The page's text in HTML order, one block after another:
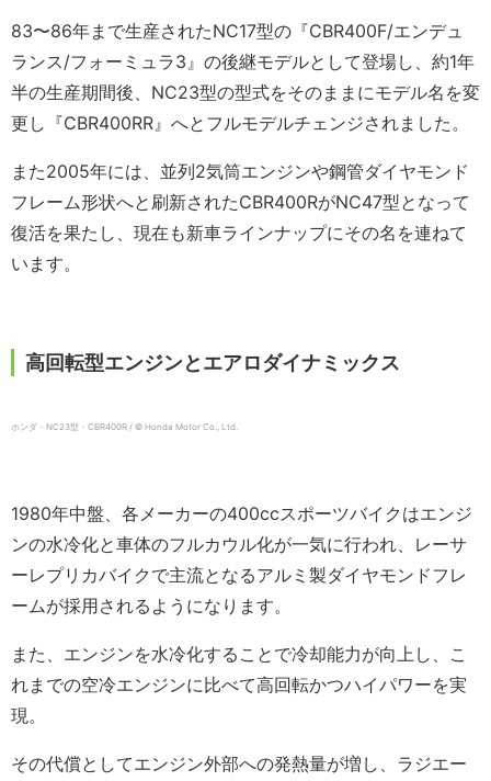
83〜86年まで生産されたNC17型の『CBR400F/エンデュ
ランス/フォーミュラ3』の後継モデルとして登場し、約1年
半の生産期間後、NC23型の型式をそのままにモデル名を変
更し『CBR400RR』へとフルモデルチェンジされました。
また2005年には、並列2気筒エンジンや鋼管ダイヤモンド
フレーム形状へと刷新されたCBR400RがNC47型となって
復活を果たし、現在も新車ラインナップにその名を連ねて
います。
高回転型エンジンとエアロダイナミックス
ホンダ・NC23型・CBR400R / © Honda Motor Co., Ltd.
1980年中盤、各メーカーの400ccスポーツバイクはエンジ
ンの水冷化と車体のフルカウル化が一気に行われ、レーサ
ーレプリカバイクで主流となるアルミ製ダイヤモンドフレ
ームが採用されるようになります。
また、エンジンを水冷化することで冷却能力が向上し、こ
れまでの空冷エンジンに比べて高回転かつハイパワーを実
現。
その代償としてエンジン外部への発熱量が増し、ラジエー